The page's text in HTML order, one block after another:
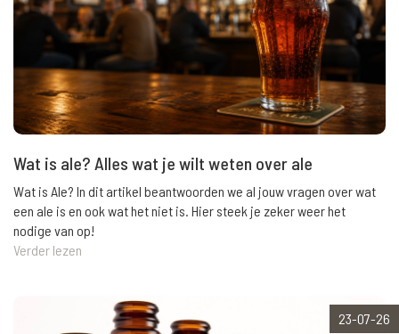
Wat is ale? Alles wat je wilt weten over ale
Wat is Ale? In dit artikel beantwoorden we al jouw vragen over wat
een ale is en ook wat het niet is. Hier steek je zeker weer het
nodige van op!
Verder lezen
23-07-26